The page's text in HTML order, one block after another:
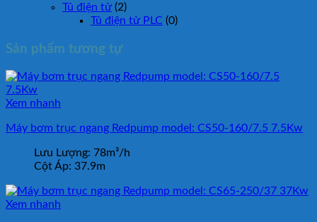
Tủ điện tử (2)
Tủ điện tử PLC (0)
Sản phẩm tương tự
Xem nhanh
Máy bơm trục ngang Redpump model: CS50-160/7.5 7.5Kw
Lưu Lượng: 78m³/h
Cột Áp: 37.9m
Xem nhanh